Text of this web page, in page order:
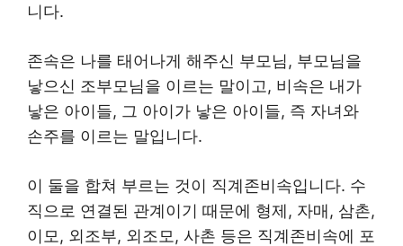
니다.
존속은 나를 태어나게 해주신 부모님, 부모님을
낳으신 조부모님을 이르는 말이고, 비속은 내가
낳은 아이들, 그 아이가 낳은 아이들, 즉 자녀와
손주를 이르는 말입니다.
이 둘을 합쳐 부르는 것이 직계존비속입니다. 수
직으로 연결된 관계이기 때문에 형제, 자매, 삼촌,
이모, 외조부, 외조모, 사촌 등은 직계존비속에 포